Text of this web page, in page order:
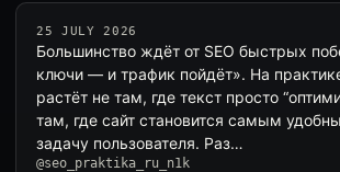
25 JULY 2026
Большинство ждёт от SEO быстрых
ключи — и трафик пойдёт». На
растёт не там, где текст просто
там, где сайт становится самым
задачу пользователя. Раз…
@seo_praktika_ru_n1k